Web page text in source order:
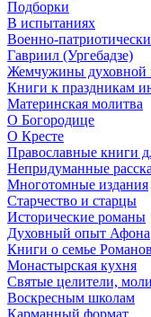
Подборки
В испытаниях
Военно-
Гавриил (Ургебадзе)
Жемчужины духовной
Книги к праздникам
Материнская молитва
О Богородице
О Кресте
Православные книги
Непридуманные
Многотомные издания
Старчество и старцы
Исторические романы
Духовный опыт Афона
Книги о семье
Монастырская кухня
Святые целители,
Воскресным школам
Карманный формат